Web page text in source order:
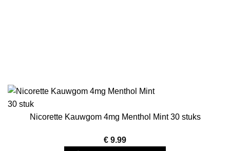
Nicorette Kauwgom 4mg Menthol Mint 30 stuks
€ 9.99